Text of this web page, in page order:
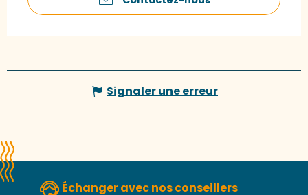
Signaler une erreur
Échanger avec nos conseillers